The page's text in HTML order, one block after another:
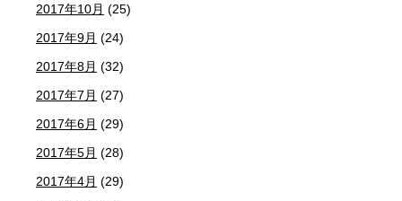
2017年10月 (25)
2017年9月 (24)
2017年8月 (32)
2017年7月 (27)
2017年6月 (29)
2017年5月 (28)
2017年4月 (29)